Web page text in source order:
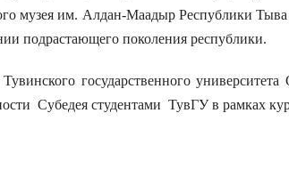
музея им. Алдан-Маадыр Республики
подрастающего поколения республики.
государственного
Субедея студентами ТувГУ в рамках